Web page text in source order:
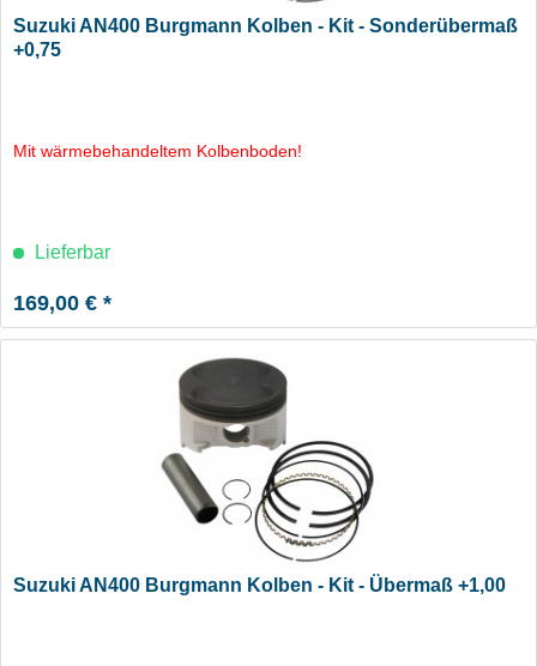
Suzuki AN400 Burgmann Kolben - Kit - Sonderübermaß
+0,75
Mit wärmebehandeltem Kolbenboden!
Lieferbar
169,00 € *
Suzuki AN400 Burgmann Kolben - Kit - Übermaß +1,00